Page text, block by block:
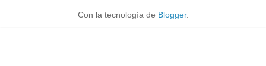
Con la tecnología de Blogger.